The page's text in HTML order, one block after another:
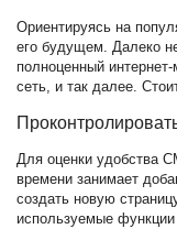
Ориентируясь на
его будущем. Далеко
полноценный
сеть, и так далее.
Для оценки удобства
времени занимает
создать новую
используемые